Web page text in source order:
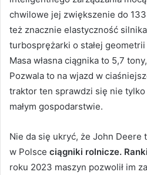
chwilowe jej zwiększenie do
też znacznie elastyczność
turbosprężarki o stałej
Masa własna ciągnika to 5,7
Pozwala to na wjazd w
traktor ten sprawdzi się nie
małym gospodarstwie.
Nie da się ukryć, że John Deere
w Polsce ciągniki rolnicze.
roku 2023 maszyn pozwolił im